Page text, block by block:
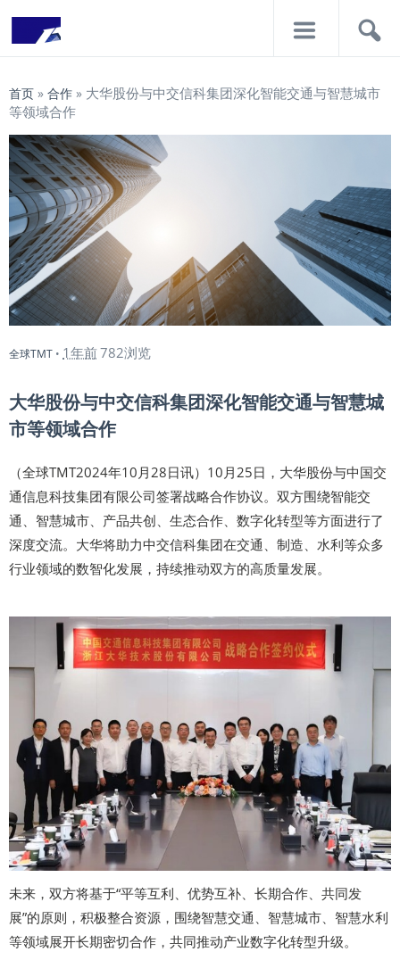
首页 » 合作 » 大华股份与中交信科集团深化智能交通与智慧城市
等领域合作
全球TMT • 1年前782浏览
大华股份与中交信科集团深化智能交通与智慧城
市等领域合作
（全球TMT2024年10月28日讯）10月25日，大华股份与中国交
通信息科技集团有限公司签署战略合作协议。双方围绕智能交
通、智慧城市、产品共创、生态合作、数字化转型等方面进行了
深度交流。大华将助力中交信科集团在交通、制造、水利等众多
行业领域的数智化发展，持续推动双方的高质量发展。
未来，双方将基于“平等互利、优势互补、长期合作、共同发
展”的原则，积极整合资源，围绕智慧交通、智慧城市、智慧水利
等领域展开长期密切合作，共同推动产业数字化转型升级。